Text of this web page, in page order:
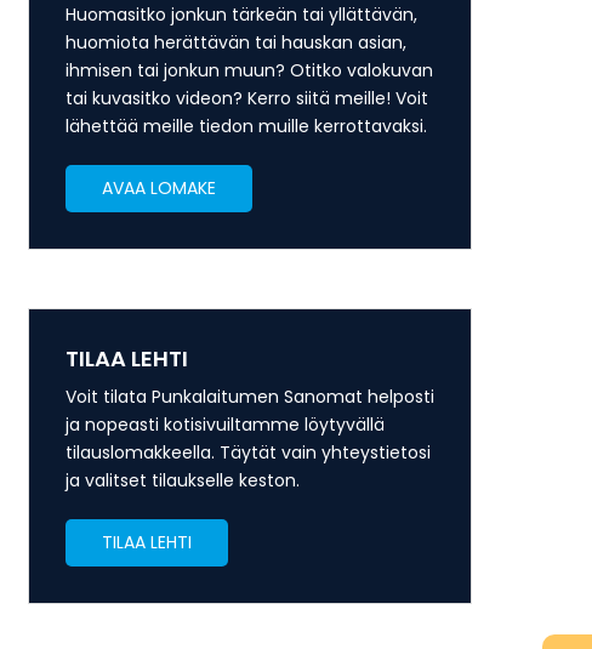
Huomasitko jonkun tärkeän tai yllättävän,
huomiota herättävän tai hauskan asian,
ihmisen tai jonkun muun? Otitko valokuvan
tai kuvasitko videon? Kerro siitä meille! Voit
lähettää meille tiedon muille kerrottavaksi.
AVAA LOMAKE
TILAA LEHTI
Voit tilata Punkalaitumen Sanomat helposti
ja nopeasti kotisivuiltamme löytyvällä
tilauslomakkeella. Täytät vain yhteystietosi
ja valitset tilaukselle keston.
TILAA LEHTI